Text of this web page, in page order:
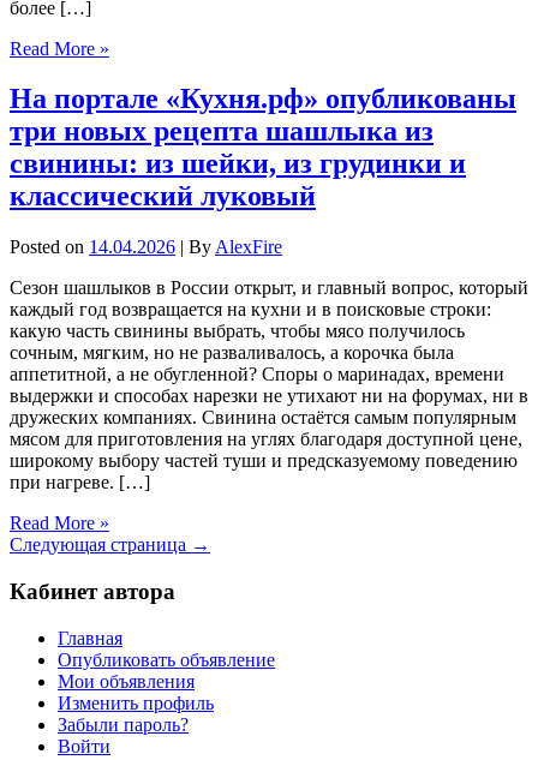
более […]
Read More »
На портале «Кухня.рф» опубликованы
три новых рецепта шашлыка из
свинины: из шейки, из грудинки и
классический луковый
Posted on 14.04.2026 | By AlexFire
Сезон шашлыков в России открыт, и главный вопрос, который
каждый год возвращается на кухни и в поисковые строки:
какую часть свинины выбрать, чтобы мясо получилось
сочным, мягким, но не разваливалось, а корочка была
аппетитной, а не обугленной? Споры о маринадах, времени
выдержки и способах нарезки не утихают ни на форумах, ни в
дружеских компаниях. Свинина остаётся самым популярным
мясом для приготовления на углях благодаря доступной цене,
широкому выбору частей туши и предсказуемому поведению
при нагреве. […]
Read More »
Следующая страница →
Кабинет автора
Главная
Опубликовать объявление
Мои объявления
Изменить профиль
Забыли пароль?
Войти